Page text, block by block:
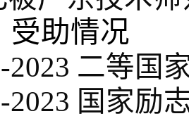
受助情况
2023 二等国
2023 国家励